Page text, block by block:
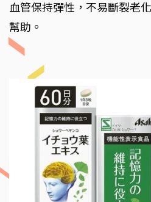
血管保持彈性，不易斷裂老
幫助。